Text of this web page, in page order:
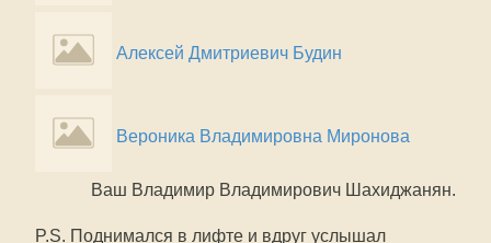
Алексей Дмитриевич Будин
Вероника Владимировна Миронова
Ваш Владимир Владимирович Шахиджанян.
P.S. Поднимался в лифте и вдруг услышал